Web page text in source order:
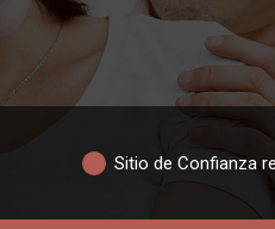
Sitio de Confianza